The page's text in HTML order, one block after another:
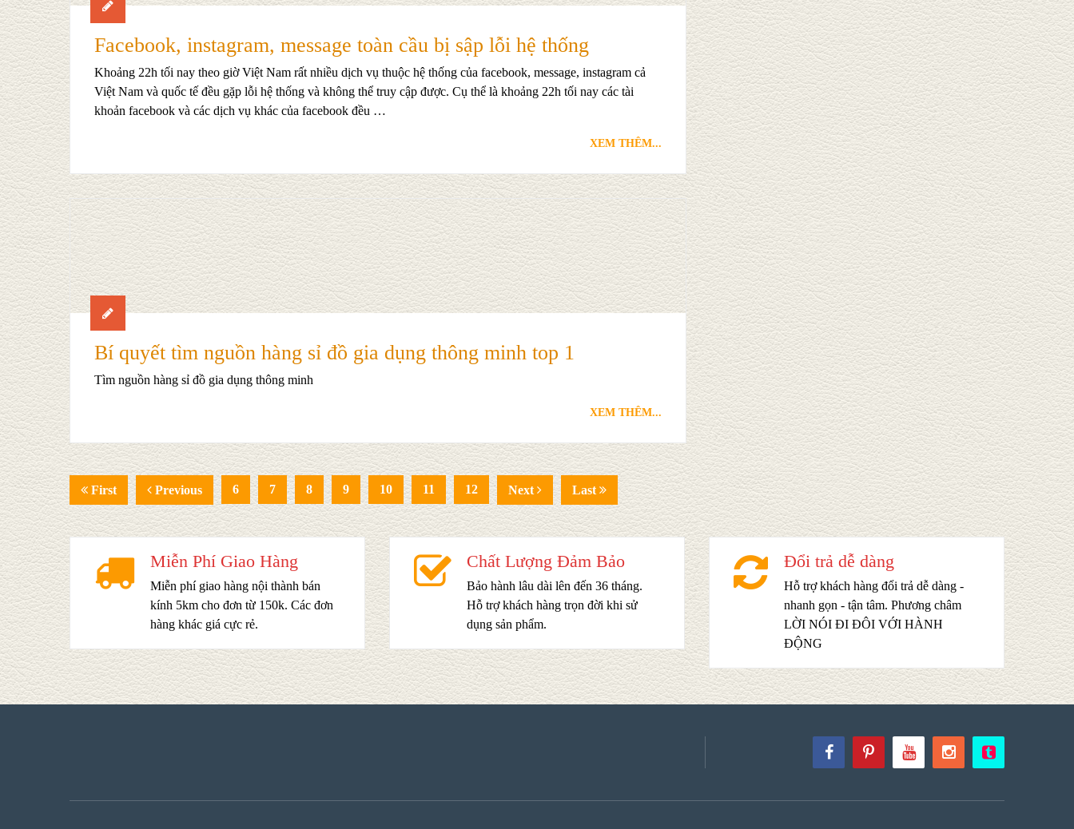
Facebook, instagram, message toàn cầu bị sập lỗi hệ thống
Khoảng 22h tối nay theo giờ Việt Nam rất nhiều dịch vụ thuộc hệ thống của facebook, message, instagram cả
Việt Nam và quốc tế đều gặp lỗi hệ thống và không thể truy cập được. Cụ thể là khoảng 22h tối nay các tài
khoản facebook và các dịch vụ khác của facebook đều …
XEM THÊM...
Bí quyết tìm nguồn hàng sỉ đồ gia dụng thông minh top 1
Tìm nguồn hàng sỉ đồ gia dụng thông minh
XEM THÊM...
First Previous 6 7 8 9 10 11 12 Next Last
Miễn Phí Giao Hàng
Miễn phí giao hàng nội thành bán
kính 5km cho đơn từ 150k. Các đơn
hàng khác giá cực rẻ.
Chất Lượng Đảm Bảo
Bảo hành lâu dài lên đến 36 tháng.
Hỗ trợ khách hàng trọn đời khi sử
dụng sản phẩm.
Đổi trả dễ dàng
Hỗ trợ khách hàng đổi trả dễ dàng -
nhanh gọn - tận tâm. Phương châm
LỜI NÓI ĐI ĐÔI VỚI HÀNH
ĐỘNG